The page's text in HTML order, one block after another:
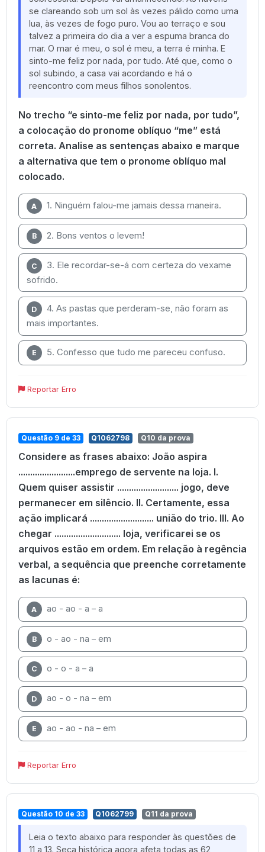
se clareando sob um sol às vezes pálido como uma
lua, às vezes de fogo puro. Vou ao terraço e sou
talvez a primeira do dia a ver a espuma branca do
mar. O mar é meu, o sol é meu, a terra é minha. E
sinto-me feliz por nada, por tudo. Até que, como o
sol subindo, a casa vai acordando e há o
reencontro com meus filhos sonolentos.
No trecho “e sinto-me feliz por nada, por tudo”,
a colocação do pronome oblíquo “me” está
correta. Analise as sentenças abaixo e marque
a alternativa que tem o pronome oblíquo mal
colocado.
A 1. Ninguém falou-me jamais dessa maneira.
B 2. Bons ventos o levem!
C
3. Ele recordar-se-á com certeza do vexame
sofrido.
D
4. As pastas que perderam-se, não foram as
mais importantes.
E 5. Confesso que tudo me pareceu confuso.
Reportar Erro
Questão 9 de 33 Q1062798 Q10 da prova
Considere as frases abaixo: João aspira
........................emprego de servente na loja. I.
Quem quiser assistir .......................... jogo, deve
permanecer em silêncio. II. Certamente, essa
ação implicará ........................... união do trio. III. Ao
chegar ............................ loja, verificarei se os
arquivos estão em ordem. Em relação à regência
verbal, a sequência que preenche corretamente
as lacunas é:
A ao - ao - a – a
B o - ao - na – em
C o - o - a – a
D ao - o - na – em
E ao - ao - na – em
Reportar Erro
Questão 10 de 33 Q1062799 Q11 da prova
Leia o texto abaixo para responder às questões de
11 a 13. Seca histórica agora afeta todas as 62